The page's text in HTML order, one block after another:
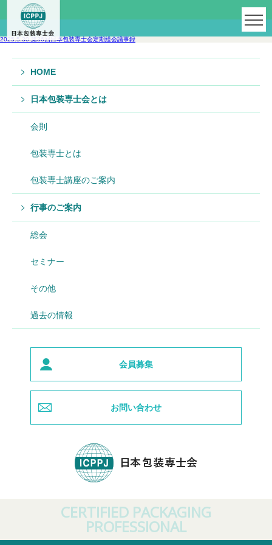
2025.5.30.第36回日本包装専士会定期総会議事録
HOME
日本包装専士会とは
会則
包装専士とは
包装専士講座のご案内
行事のご案内
総会
セミナー
その他
過去の情報
会員募集
お問い合わせ
CERTIFIED PACKAGING
PROFESSIONAL